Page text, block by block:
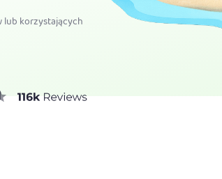
korzystających